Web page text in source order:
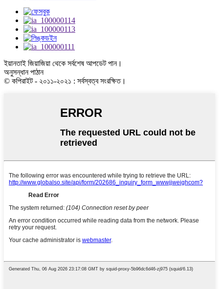
ইয়ানতাই জিয়াজিয়া থেকে সর্বশেষ আপডেট পান।
অনুসন্ধান পাঠান
© কপিরাইট - ২০১১-২০২১ : সর্বস্বত্ব সংরক্ষিত।